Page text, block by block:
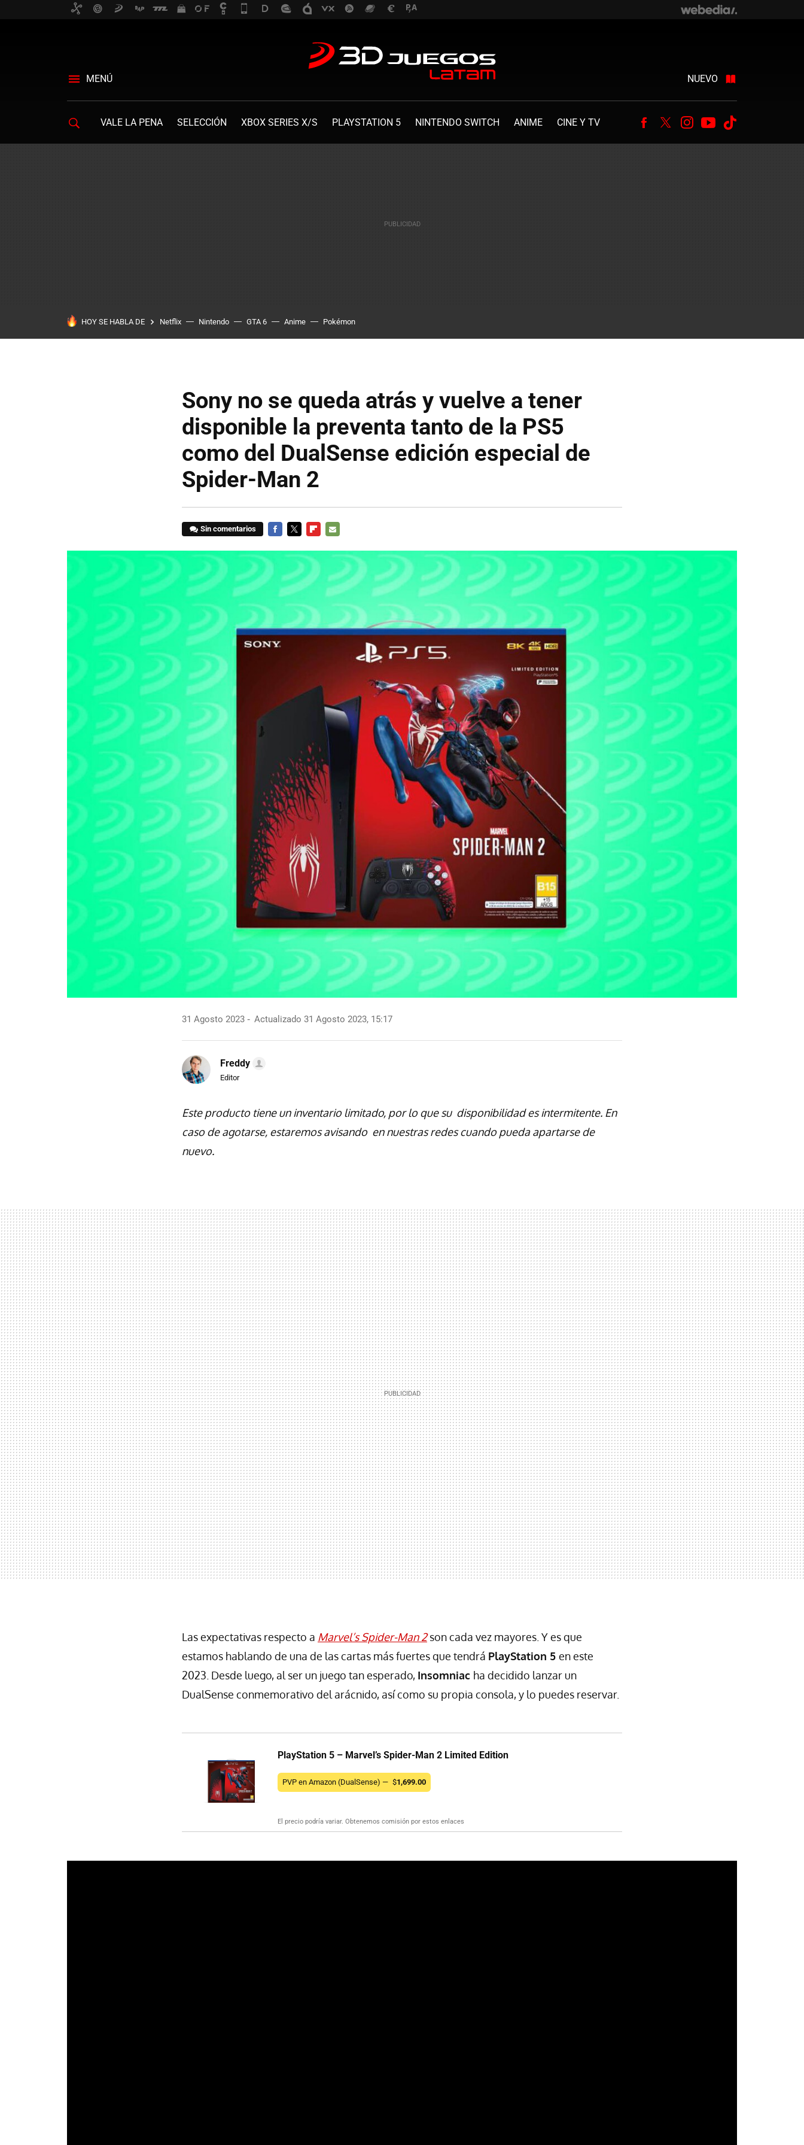
MENÚ NUEVO
VALE LA PENA SELECCIÓN XBOX SERIES X/S PLAYSTATION 5 NINTENDO SWITCH ANIME CINE Y TV Facebook
TwitterInstagram
Youtube
HOY SE HABLA DE Netflix Nintendo GTA 6 Anime Pokémon
Sony no se queda atrás y vuelve a tener
disponible la preventa tanto de la PS5
como del DualSense edición especial de
Spider-Man 2
Sin comentarios
MAIL
31 Agosto 2023 Actualizado 31 Agosto 2023, 15:17
Freddy
Editor
Este producto tiene un inventario limitado, por lo que su disponibilidad es intermitente. En
caso de agotarse, estaremos avisando en nuestras redes cuando pueda apartarse de
nuevo.
Las expectativas respecto a Marvel’s Spider-Man 2 son cada vez mayores. Y es que
estamos hablando de una de las cartas más fuertes que tendrá PlayStation 5 en este
2023. Desde luego, al ser un juego tan esperado, Insomniac ha decidido lanzar un
DualSense conmemorativo del arácnido, así como su propia consola, y lo puedes reservar.
PlayStation 5 – Marvel’s Spider-Man 2 Limited Edition
PVP en Amazon (DualSense) — $1,699.00
El precio podría variar. Obtenemos comisión por estos enlaces